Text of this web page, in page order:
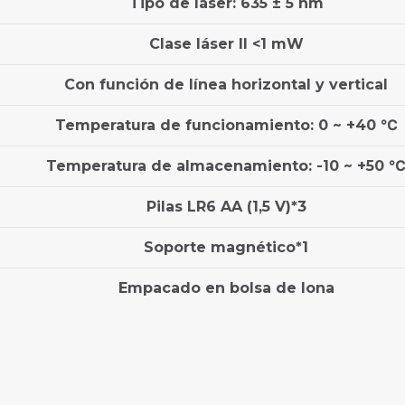
Clase láser II <1 mW
Con función de línea horizontal y vertical
Temperatura de funcionamiento: 0 ~ +40 ℃
Temperatura de almacenamiento: -10 ~ +50
Pilas LR6 AA (1,5 V)*3
Soporte magnético*1
Empacado en bolsa de lona